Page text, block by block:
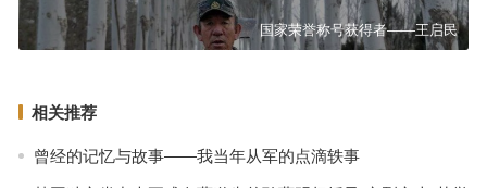
国家荣誉称号获得者——王启民
相关推荐
曾经的记忆与故事——我当年从军的点滴轶事